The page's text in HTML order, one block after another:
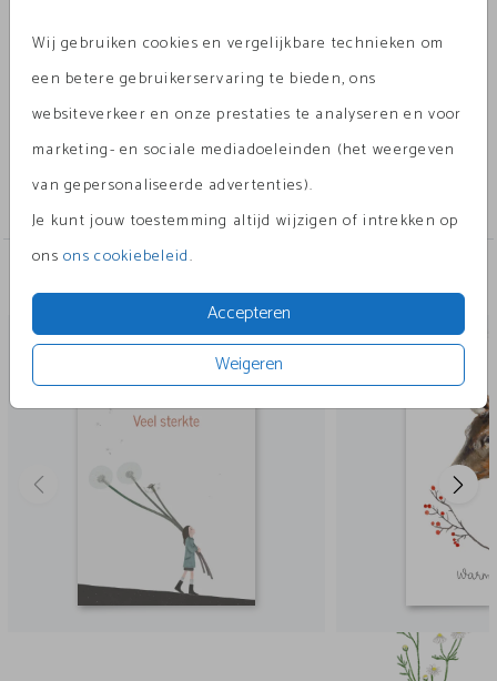
Wij gebruiken cookies en vergelijkbare technieken om
een betere gebruikerservaring te bieden, ons
websiteverkeer en onze prestaties te analyseren en voor
marketing- en sociale mediadoeleinden (het weergeven
van gepersonaliseerde advertenties).
Je kunt jouw toestemming altijd wijzigen of intrekken op
onsons cookiebeleid.
Accepteren
Weigeren
toe of bestel hem blanco om er met de hand je
boodschap op te schrijven.
Collectie
Wenskaarten